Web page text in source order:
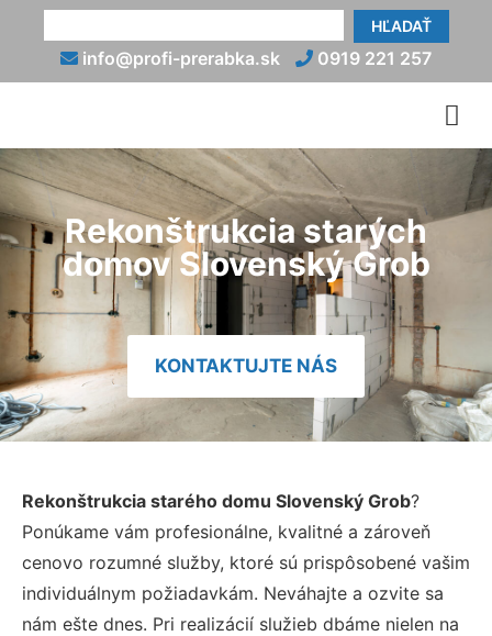
HĽADAŤ
info@profi-prerabka.sk 0919 221 257
Rekonštrukcia starých
domov Slovenský Grob
KONTAKTUJTE NÁS
Rekonštrukcia starého domu Slovenský Grob?
Ponúkame vám profesionálne, kvalitné a zároveň
cenovo rozumné služby, ktoré sú prispôsobené vašim
individuálnym požiadavkám. Neváhajte a ozvite sa
nám ešte dnes. Pri realizácií služieb dbáme nielen na